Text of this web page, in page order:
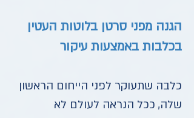
הגנה מפני סרטן בלוטות העטין
בכלבות באמצעות עיקור
כלבה שתעוקר לפני הייחום הראשון
שלה, ככל הנראה לעולם לא